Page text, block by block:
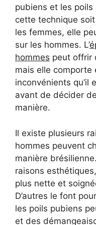
pubiens et les poils
cette technique
les femmes, elle
sur les hommes. L’
hommes peut offrir
mais elle comporte
inconvénients qu’il
avant de décider
manière.
Il existe plusieurs
hommes peuvent
manière
raisons
plus nette et
D’autres le font
les poils pubiens
et des